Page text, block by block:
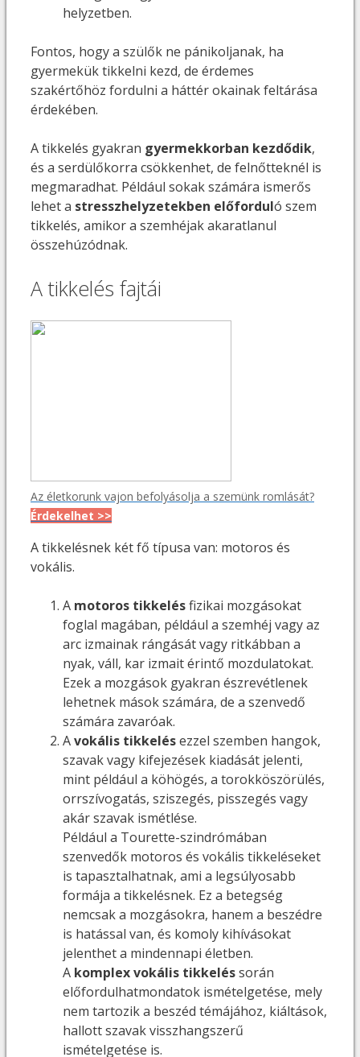
helyzetben.
Fontos, hogy a szülők ne pánikoljanak, ha
gyermekük tikkelni kezd, de érdemes
szakértőhöz fordulni a háttér okainak feltárása
érdekében.
A tikkelés gyakran gyermekkorban kezdődik,
és a serdülőkorra csökkenhet, de felnőtteknél is
megmaradhat. Például sokak számára ismerős
lehet a stresszhelyzetekben előforduló szem
tikkelés, amikor a szemhéjak akaratlanul
összehúzódnak.
A tikkelés fajtái
Az életkorunk vajon befolyásolja a szemünk romlását?
Érdekelhet >>
A tikkelésnek két fő típusa van: motoros és
vokális.
A motoros tikkelésfizikai mozgásokat
foglal magában, például a szemhéj vagy az
arc izmainak rángását vagy ritkábban a
nyak, váll, kar izmait érintő mozdulatokat.
Ezek a mozgások gyakran észrevétlenek
lehetnek mások számára, de a szenvedő
számára zavaróak.
Avokális tikkelésezzel szemben hangok,
szavak vagy kifejezések kiadását jelenti,
mint például a köhögés, a torokköszörülés,
orrszívogatás, sziszegés, pisszegés vagy
akár szavak ismétlése.
Például a Tourette-szindrómában
szenvedők motoros és vokális tikkeléseket
is tapasztalhatnak, ami a legsúlyosabb
formája a tikkelésnek. Ez a betegség
nemcsak a mozgásokra, hanem a beszédre
is hatással van, és komoly kihívásokat
jelenthet a mindennapi életben.
A komplex vokális tikkeléssorán
előfordulhatmondatok ismételgetése, mely
nem tartozik a beszéd témájához, kiáltások,
hallott szavak visszhangszerű
ismételgetése is.